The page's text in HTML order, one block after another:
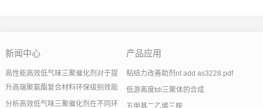
新闻中心
高性能高效低气味三聚催化剂对于提
升高端聚氨酯复合材料环保级别效能
分析高效低气味三聚催化剂在不同环
产品应用
粘结力改善助剂nt add as3228.pdf
低游离度tdi三聚体的合成